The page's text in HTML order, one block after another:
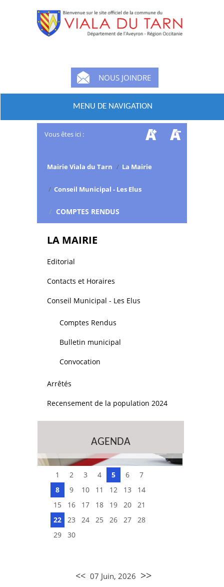
NOUS JOINDRE
MENU DE NAVIGATION
Vous êtes ici :
Mairie Viala du Tarn / La Mairie
/ Conseil Municipal - Les Elus
/ COMPTES RENDUS
LA MAIRIE
Editorial
Contacts et Horaires
Conseil Municipal - Les Elus
Comptes Rendus
Bulletin municipal
Convocation
Arrêtés
Recensement de la population 2024
AGENDA
1 2 3 4 5 6
7
8
9 10 11 12 13
14
15
16 17 18 19 20
21
22
23 24 25 26 27
28
29
30
<< 07 Juin, 2026 >>